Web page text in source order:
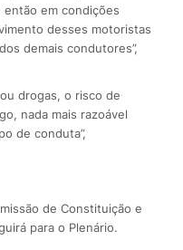
em condições
desses motoristas
demais condutores”,
drogas, o risco de
nada mais razoável
de conduta”,
de Constituição e
para o Plenário.